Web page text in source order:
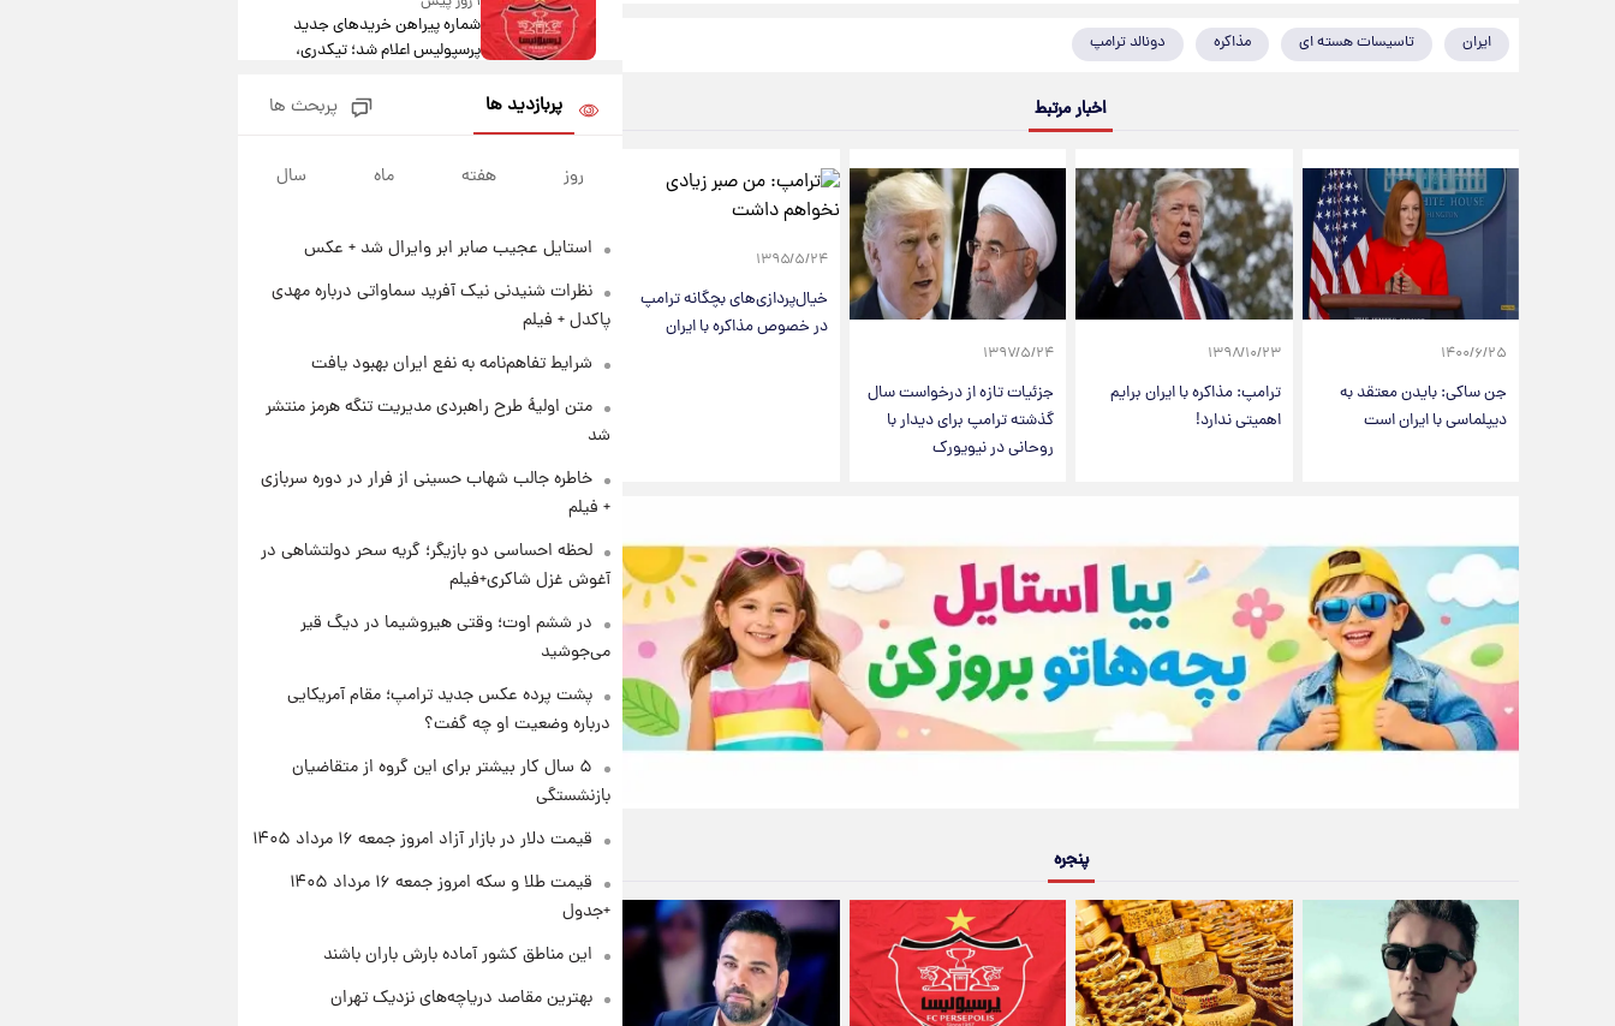
ایران تاسیسات هسته ای مذاکره دونالد ترامپ
اخبار مرتبط
۱۴۰۰/۶/۲۵
جن ساکی: بایدن معتقد به
دیپلماسی با ایران است
۱۳۹۸/۱۰/۲۳
ترامپ: مذاکره با ایران برایم
اهمیتی ندارد!
۱۳۹۷/۵/۲۴
جزئیات تازه از درخواست سال
گذشته ترامپ برای دیدار با
روحانی در نیویورک
۱۳۹۵/۵/۲۴
خیال‌پردازی‌های بچگانه ترامپ
در خصوص مذاکره با ایران
پنجره
شماره پیراهن خریدهای جدید
پرسپولیس اعلام شد؛ تیکدری،
جزئیات فعال‌سازی «کیف پول
ایران» اعلام شد+فیلم
۱ روز پیش
۱۵ مرداد ۱۴۰۵ +جدول
قیمت طلا و سکه امروز پنجشنبه
شارژ جدید کالابرگ برای سه
دهک؛ جزئیات اعلام شد
پربازدید ها پربحث ها
روز هفته ماه سال
استایل عجیب صابر ابر وایرال شد + عکس
نظرات شنیدنی نیک آفرید سماواتی درباره مهدی
پاکدل + فیلم
شرایط تفاهم‌نامه به نفع ایران بهبود یافت
متن اولیۀ طرح راهبردی مدیریت تنگه هرمز منتشر
شد
خاطره جالب شهاب حسینی از فرار در دوره سربازی
+ فیلم
لحظه احساسی دو بازیگر؛ گریه سحر دولتشاهی در
آغوش غزل شاکری+فیلم
در ششم اوت؛ وقتی هیروشیما در دیگ قیر
می‌جوشید
پشت پرده عکس جدید ترامپ؛ مقام آمریکایی
درباره وضعیت او چه گفت؟
۵ سال کار بیشتر برای این گروه از متقاضیان
بازنشستگی
قیمت دلار در بازار آزاد امروز جمعه ۱۶ مرداد ۱۴۰۵
قیمت طلا و سکه امروز جمعه ۱۶ مرداد ۱۴۰۵
+جدول
این مناطق کشور آماده بارش باران باشند
بهترین مقاصد دریاچه‌های نزدیک تهران